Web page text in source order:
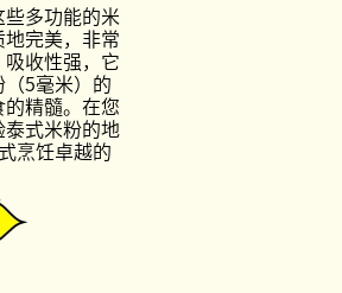
多功能的米
完美，非常
收性强，它
5毫米）的
精髓。在您
式米粉的地
烹饪卓越的